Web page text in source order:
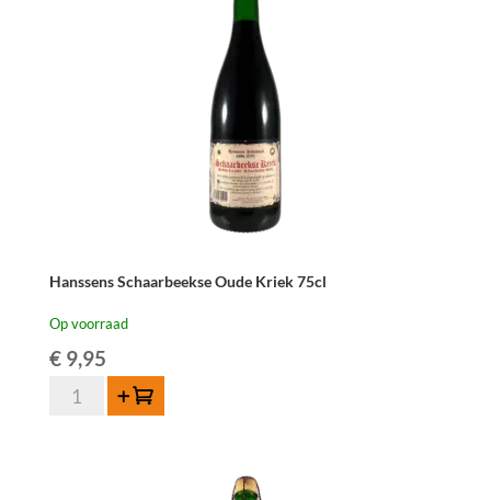
Hanssens Schaarbeekse Oude Kriek 75cl
Op voorraad
€9,95
Hanssens
Schaarbeekse
Toevoegen